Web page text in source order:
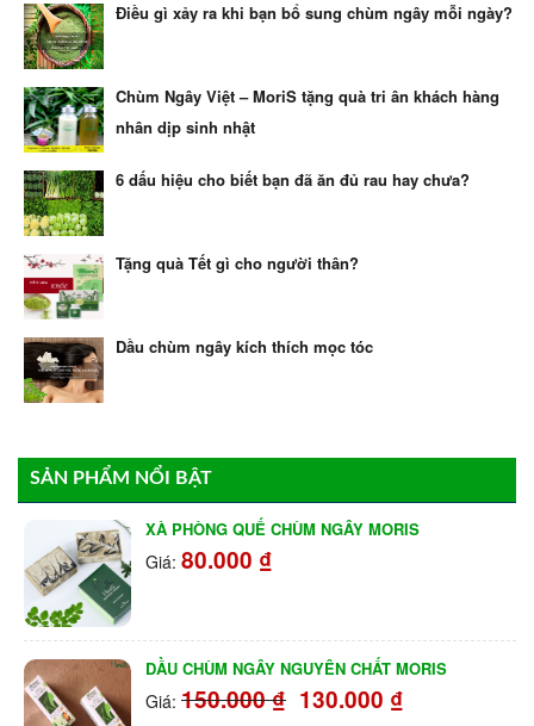
Điều gì xảy ra khi bạn bổ sung chùm ngây mỗi ngày?
Chùm Ngây Việt – MoriS tặng quà tri ân khách hàng
nhân dịp sinh nhật
6 dấu hiệu cho biết bạn đã ăn đủ rau hay chưa?
Tặng quà Tết gì cho người thân?
Dầu chùm ngây kích thích mọc tóc
SẢN PHẨM NỔI BẬT
XÀ PHÒNG QUẾ CHÙM NGÂY MORIS
Giá: 80.000 ₫
DẦU CHÙM NGÂY NGUYÊN CHẤT MORIS
Giá: 150.000₫ 130.000 ₫